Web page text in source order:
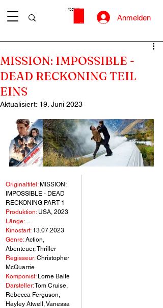
Anmelden
MISSION: IMPOSSIBLE -
DEAD RECKONING TEIL
EINS
Aktualisiert: 19. Juni 2023
Originaltitel: MISSION:
IMPOSSIBLE - DEAD
RECKONING PART 1
Produktion: USA, 2023
Länge: ...
Kinostart: 13.07.2023
Genre: Action,
Abenteuer, Thriller
Regisseur: Christopher
McQuarrie
Komponist: Lorne Balfe
Darsteller: Tom Cruise,
Rebecca Ferguson,
Hayley Atwell, Vanessa